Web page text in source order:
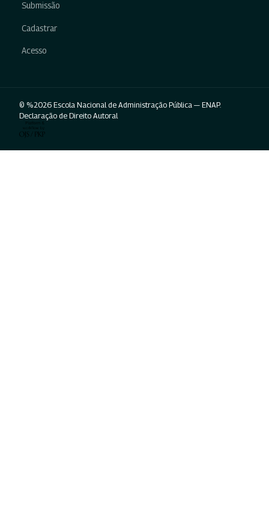
Submissão
Cadastrar
Acesso
© %2026 Escola Nacional de Administração Pública — ENAP.
Declaração de Direito Autoral